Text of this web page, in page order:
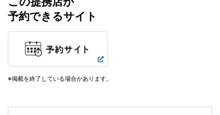
予約できるサイト
掲載を終了している場合があります。